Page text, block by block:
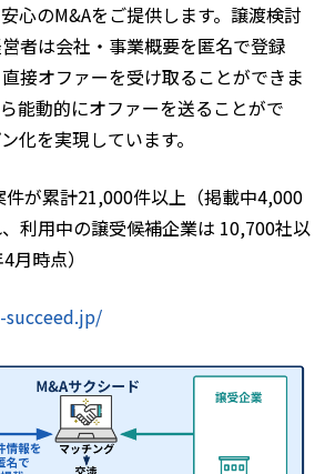
心のM&Aをご提供します。譲渡検討
者は会社・事業概要を匿名で登録
接オファーを受け取ることができま
能動的にオファーを送ることがで
化を実現しています。
が累計21,000件以上（掲載中4,000
利用中の譲受候補企業は 10,700社以
月時点）